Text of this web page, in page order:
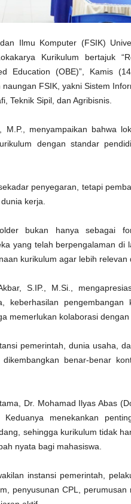
Ilmu Komputer (FSIK)
Kurikulum bertajuk
Education (OBE)”, Kamis
FSIK, yakni Sistem
Teknik Sipil, dan Agribisnis.
menyampaikan bahwa
dengan standar
penyegaran, tetapi
kerja.
bukan hanya sebagai
yang telah berpengalaman di
kurikulum agar lebih relevan
S.IP., M.Si.,
keberhasilan pengembangan
memerlukan kolaborasi
pemerintah, dunia usaha,
benar-benar
Dr. Mohamad Ilyas Abas
menekankan
sehingga kurikulum tidak
nyata bagi mahasiswa.
instansi pemerintah,
penyusunan CPL, perumusan